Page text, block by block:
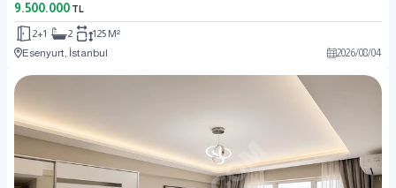
9.500.000 TL
2+1 2
125 M²
Esenyurt, İstanbul
2026/08/04